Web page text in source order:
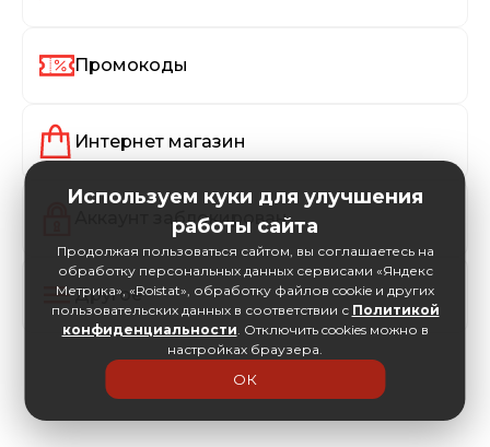
Промокоды
Интернет магазин
Аккаунт заблокирован
Другое
Используем куки для улучшения
работы сайта
Продолжая пользоваться сайтом, вы соглашаетесь на
обработку персональных данных сервисами «Яндекс
Метрика», «Roistat», обработку файлов cookie и других
пользовательских данных в соответствии с Политикой
конфиденциальности. Отключить cookies можно в
настройках браузера.
ОК